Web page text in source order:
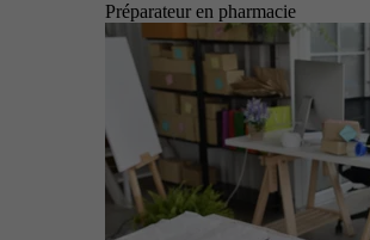
Préparateur en pharmacie